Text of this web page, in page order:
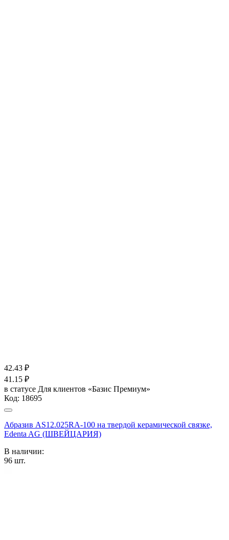
42.43 ₽
41.15 ₽
в статусе Для клиентов «Базис Премиум»
Код: 18695
Абразив AS12.025RA-100 на твердой керамической связке,
Edenta AG (ШВЕЙЦАРИЯ)
В наличии:
96 шт.